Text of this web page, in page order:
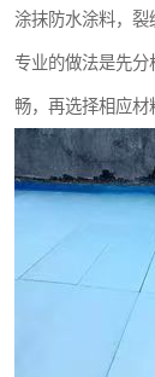
涂抹防水涂料，裂
专业的做法是先分
畅，再选择相应材